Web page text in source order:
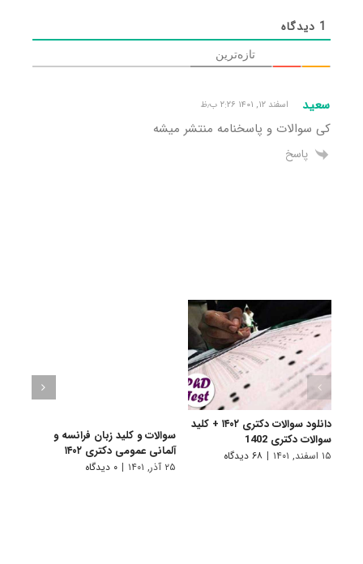
1 دیدگاه
تازه‌ترین
سعید اسفند ۱۲, ۱۴۰۱ ۲:۲۶ ب٫ظ
کی سوالات و پاسخنامه منتشر میشه
پاسخ
دانلود سوالات دکتری ۱۴۰۲ + کلید
سوالات دکتری 1402
۱۵ اسفند, ۱۴۰۱ | ۶۸ دیدگاه
سوالات و کلید زبان فرانسه و
آلمانی عمومی دکتری ۱۴۰۲
۲۵ آذر, ۱۴۰۱ | ۰ دیدگاه